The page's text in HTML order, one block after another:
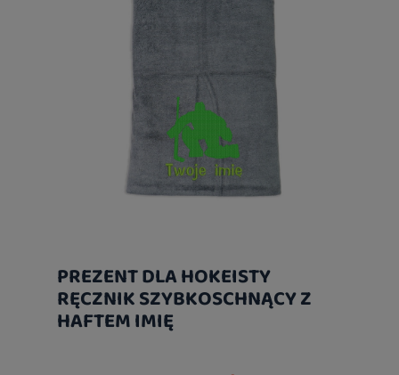
PREZENT DLA HOKEISTY
RĘCZNIK SZYBKOSCHNĄCY Z
HAFTEM IMIĘ